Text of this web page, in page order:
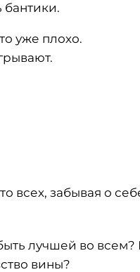
бантики.
уже плохо.
всех, забывая о
лучшей во всем?
вины?